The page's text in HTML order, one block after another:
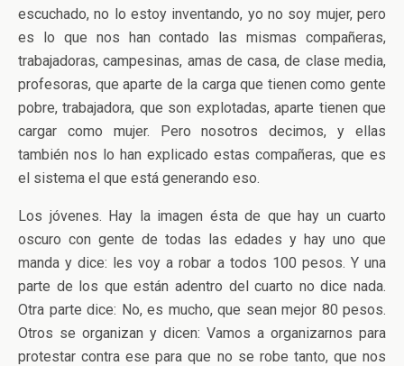
escuchado, no lo estoy inventando, yo no soy mujer, pero
es lo que nos han contado las mismas compañeras,
trabajadoras, campesinas, amas de casa, de clase media,
profesoras, que aparte de la carga que tienen como gente
pobre, trabajadora, que son explotadas, aparte tienen que
cargar como mujer. Pero nosotros decimos, y ellas
también nos lo han explicado estas compañeras, que es
el sistema el que está generando eso.
Los jóvenes. Hay la imagen ésta de que hay un cuarto
oscuro con gente de todas las edades y hay uno que
manda y dice: les voy a robar a todos 100 pesos. Y una
parte de los que están adentro del cuarto no dice nada.
Otra parte dice: No, es mucho, que sean mejor 80 pesos.
Otros se organizan y dicen: Vamos a organizarnos para
protestar contra ese para que no se robe tanto, que nos